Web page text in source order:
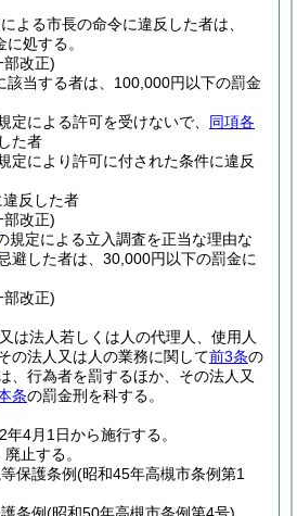
よる市長の命令に違反した者は、
処する。
改正)
該当する者は、100,000円以下の罰金
定による許可を受けないで、 同項各
た者
定により許可に付された条件に違反
反した者
改正)
規定による立入調査を正当な理由な
避した者は、30,000円以下の罰金に
改正)
は法人若しくは人の代理人、使用人
の法人又は人の業務に関して前3条の
、行為者を罰するほか、その法人又
条の罰金刑を科する。
年4月1日から施行する。
止する。
保護条例(昭和45年高槻市条例第1